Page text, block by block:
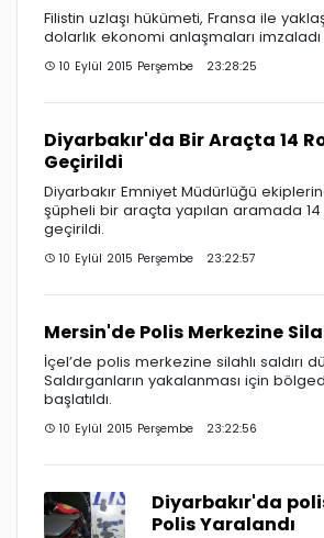
Filistin uzlaşı hükümeti, Fransa ile
dolarlık ekonomi anlaşmaları imzaladı
10 Eylül 2015 Perşembe 23:28:25
Diyarbakır'da Bir Araçta 14
Geçirildi
Diyarbakır Emniyet Müdürlüğü
şüpheli bir araçta yapılan aramada
geçirildi.
10 Eylül 2015 Perşembe 23:22:57
Mersin'de Polis Merkezine
İçel’de polis merkezine silahlı saldırı
Saldırganların yakalanması için
başlatıldı.
10 Eylül 2015 Perşembe 23:22:56
Diyarbakır'da
Polis Yaralandı